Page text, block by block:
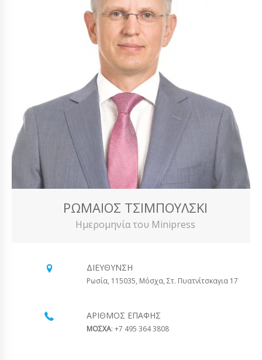
ΡΩΜΑΊΟΣ ΤΣΙΜΠΟΎΛΣΚΙ
Ημερομηνία του Minipress
ΔΙΕΎΘΥΝΣΗ
Ρωσία, 115035, Μόσχα, Στ. Πυατνίτσκαγια 17
ΑΡΙΘΜΌΣ ΕΠΑΦΉΣ
ΜΟΣΧΑ: +7 495 364 3808